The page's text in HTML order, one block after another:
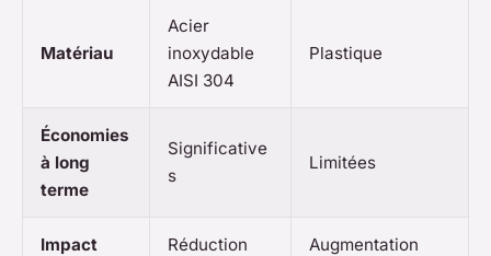
Matériau
Acier
inoxydable
AISI 304
Plastique
Économies
à long
terme
Significative
s
Limitées
Impact
Réduction
Augmentation